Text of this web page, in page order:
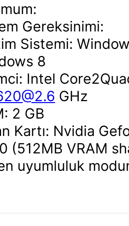
Gereksinimi:
Sistemi:
8
Intel
GHz
2 GB
Kartı: Nvidia
(512MB VRAM
uyumluluk